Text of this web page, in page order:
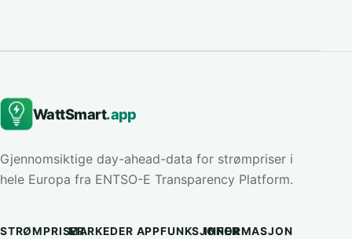
WattSmart.app
Gjennomsiktige day-ahead-data for strømpriser i
hele Europa fra ENTSO-E Transparency Platform.
STRØMPRISERMARKEDER APPFUNKSJONERINFORMASJON